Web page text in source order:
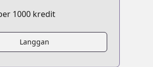
1000 kredit
Langgan